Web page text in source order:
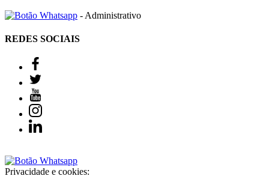
- Administrativo
REDES SOCIAIS
Privacidade e cookies: